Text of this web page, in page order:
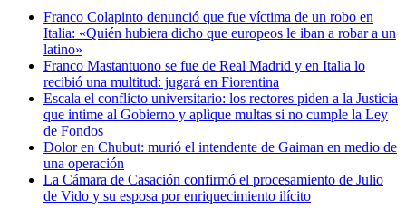
Franco Colapinto denunció que fue víctima de un robo en
Italia: «Quién hubiera dicho que europeos le iban a robar a un
latino»
Franco Mastantuono se fue de Real Madrid y en Italia lo
recibió una multitud: jugará en Fiorentina
Escala el conflicto universitario: los rectores piden a la Justicia
que intime al Gobierno y aplique multas si no cumple la Ley
de Fondos
Dolor en Chubut: murió el intendente de Gaiman en medio de
una operación
La Cámara de Casación confirmó el procesamiento de Julio
de Vido y su esposa por enriquecimiento ilícito